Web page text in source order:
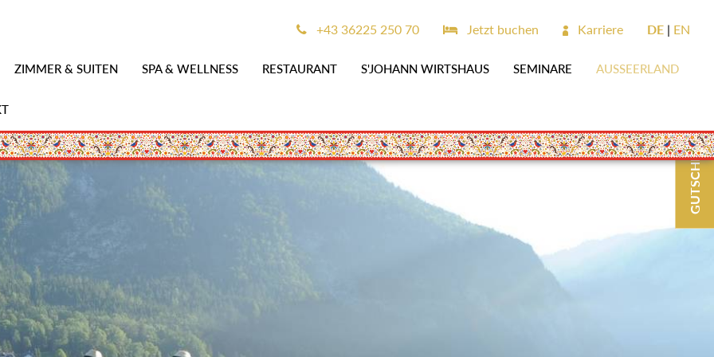
ZIMMER & SUITEN SPA & WELLNESS RESTAURANT S'JOHANN WIRTSHAUS SEMINARE AUSSEERLAND
+43 36225 250 70 Jetzt buchen Karriere DE EN
GUTSCHEINE